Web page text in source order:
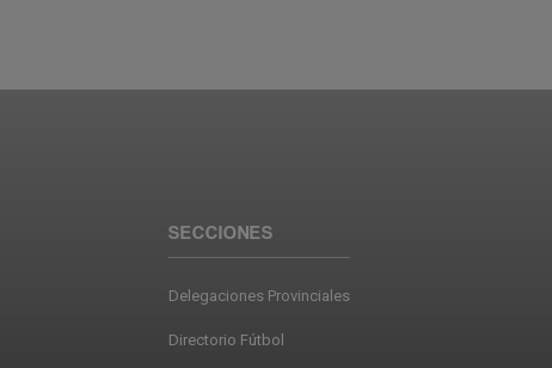
SECCIONES
Delegaciones Provinciales
Directorio Fútbol